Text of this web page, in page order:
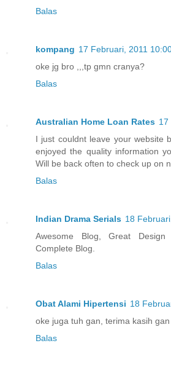
Balas
kompang 17 Februari, 2011
oke jg bro ,,,tp gmn cranya?
Balas
Australian Home Loan Rates 17
I just couldnt leave your website
enjoyed the quality information
Will be back often to check up on
Balas
Indian Drama Serials 18
Awesome Blog, Great
Complete Blog.
Balas
Obat Alami Hipertensi 18
oke juga tuh gan, terima kasih gan
Balas